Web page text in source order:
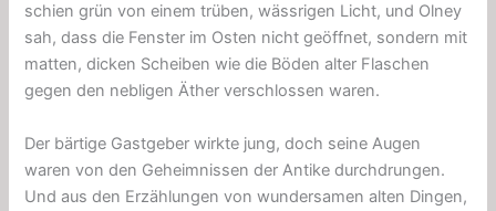
schien grün von einem trüben, wässrigen Licht, und Olney
sah, dass die Fenster im Osten nicht geöffnet, sondern mit
matten, dicken Scheiben wie die Böden alter Flaschen
gegen den nebligen Äther verschlossen waren.
Der bärtige Gastgeber wirkte jung, doch seine Augen
waren von den Geheimnissen der Antike durchdrungen.
Und aus den Erzählungen von wundersamen alten Dingen,